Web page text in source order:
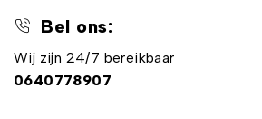
Bel ons:
Wij zijn 24/7 bereikbaar
0640778907